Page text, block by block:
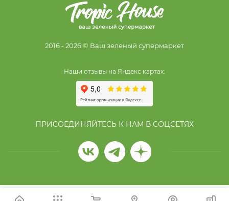
2016 - 2026 © Ваш зеленый супермаркет
Наши отзывы на Яндекс картах:
ПРИСОЕДИНЯЙТЕСЬ К НАМ В СОЦСЕТЯХ